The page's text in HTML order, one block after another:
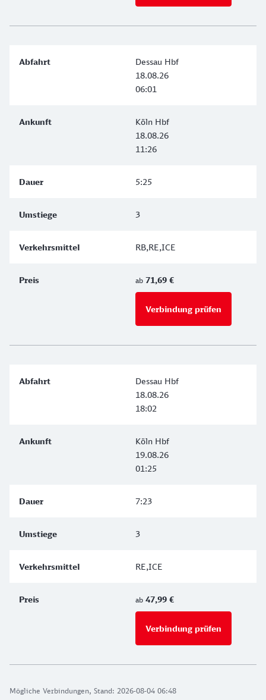
Mögliche Verbindungen, Stand: 2026-08-04 06:48
Dessau Hbf
18.08.26
06:01
Köln Hbf
18.08.26
11:26
5:25
3
RB,RE,ICE
ab 71,69 €
Verbindung prüfen
Dessau Hbf
18.08.26
18:02
Köln Hbf
19.08.26
01:25
7:23
3
RE,ICE
ab 47,99 €
Verbindung prüfen